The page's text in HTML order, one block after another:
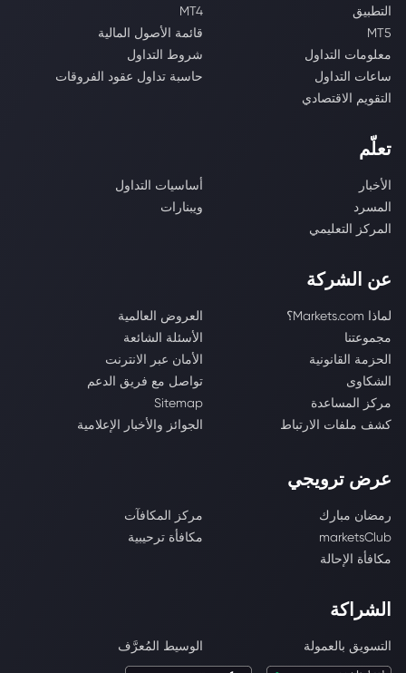
التطبيق
MT4
MT5
قائمة الأصول المالية
معلومات التداول
شروط التداول
ساعات التداول
حاسبة تداول عقود الفروقات
التقويم الاقتصادي
تعلّم
الأخبار
أساسيات التداول
المسرد
ويبنارات
المركز التعليمي
عن الشركة
لماذا Markets.com؟
العروض العالمية
مجموعتنا
الأسئلة الشائعة
الحزمة القانونية
الأمان عبر الانترنت
الشكاوى
تواصل مع فريق الدعم
مركز المساعدة
Sitemap
كشف ملفات الارتباط
الجوائز والأخبار الإعلامية
عرض ترويجي
رمضان مبارك
مركز المكافآت
marketsClub
مكافأة ترحيبية
مكافأة الإحالة
الشراكة
التسويق بالعمولة الوسيط المُعرَّف